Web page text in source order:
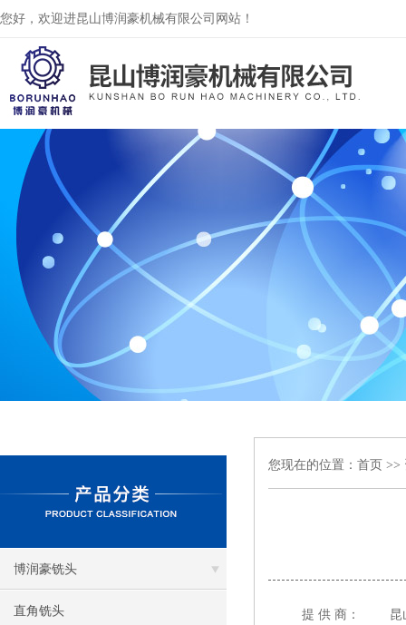
您好，欢迎进昆山博润豪机械有限公司网站！
博润豪铣头
直角铣头
您现在的位置： 首页 >>
提 供 商：
昆